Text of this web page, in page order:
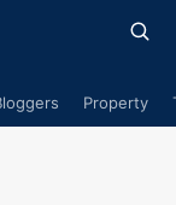
Property